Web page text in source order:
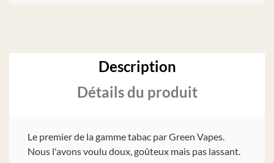
Description
Détails du produit
Le premier de la gamme tabac par Green Vapes.
Nous l'avons voulu doux, goûteux mais pas lassant.